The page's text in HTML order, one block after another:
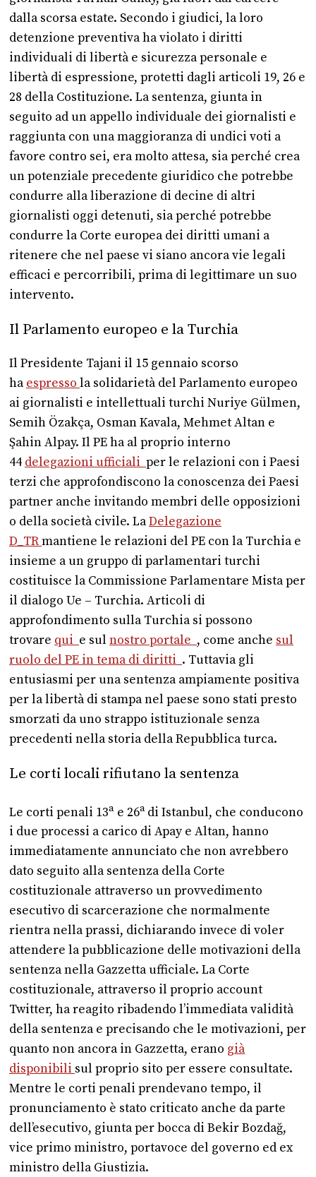
dalla scorsa estate. Secondo i giudici, la loro
detenzione preventiva ha violato i diritti
individuali di libertà e sicurezza personale e
libertà di espressione, protetti dagli articoli 19, 26 e
28 della Costituzione. La sentenza, giunta in
seguito ad un appello individuale dei giornalisti e
raggiunta con una maggioranza di undici voti a
favore contro sei, era molto attesa, sia perché crea
un potenziale precedente giuridico che potrebbe
condurre alla liberazione di decine di altri
giornalisti oggi detenuti, sia perché potrebbe
condurre la Corte europea dei diritti umani a
ritenere che nel paese vi siano ancora vie legali
efficaci e percorribili, prima di legittimare un suo
intervento.
Il Parlamento europeo e la Turchia
Il Presidente Tajani il 15 gennaio scorso
haespresso la solidarietà del Parlamento europeo
ai giornalisti e intellettuali turchi Nuriye Gülmen,
Semih Özakça, Osman Kavala, Mehmet Altan e
Şahin Alpay. Il PE ha al proprio interno
44 delegazioni ufficiali per le relazioni con i Paesi
terzi che approfondiscono la conoscenza dei Paesi
partner anche invitando membri delle opposizioni
o della società civile. LaDelegazione
D_TRmantiene le relazioni del PE con la Turchia e
insieme a un gruppo di parlamentari turchi
costituisce la Commissione Parlamentare Mista per
il dialogo Ue – Turchia. Articoli di
approfondimento sulla Turchia si possono
trovare qui e sul nostro portale , come anche sul
ruolo del PE in tema di diritti . Tuttavia gli
entusiasmi per una sentenza ampiamente positiva
per la libertà di stampa nel paese sono stati presto
smorzati da uno strappo istituzionale senza
precedenti nella storia della Repubblica turca.
Le corti locali rifiutano la sentenza
Le corti penali 13a e 26a di Istanbul, che conducono
i due processi a carico di Apay e Altan, hanno
immediatamente annunciato che non avrebbero
dato seguito alla sentenza della Corte
costituzionale attraverso un provvedimento
esecutivo di scarcerazione che normalmente
rientra nella prassi, dichiarando invece di voler
attendere la pubblicazione delle motivazioni della
sentenza nella Gazzetta ufficiale. La Corte
costituzionale, attraverso il proprio account
Twitter, ha reagito ribadendo l’immediata validità
della sentenza e precisando che le motivazioni, per
quanto non ancora in Gazzetta, erano già
disponibili sul proprio sito per essere consultate.
Mentre le corti penali prendevano tempo, il
pronunciamento è stato criticato anche da parte
dell’esecutivo, giunta per bocca di Bekir Bozdağ,
vice primo ministro, portavoce del governo ed ex
ministro della Giustizia.